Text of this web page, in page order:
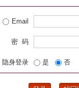
Email
密 码
隐身登录 是 否